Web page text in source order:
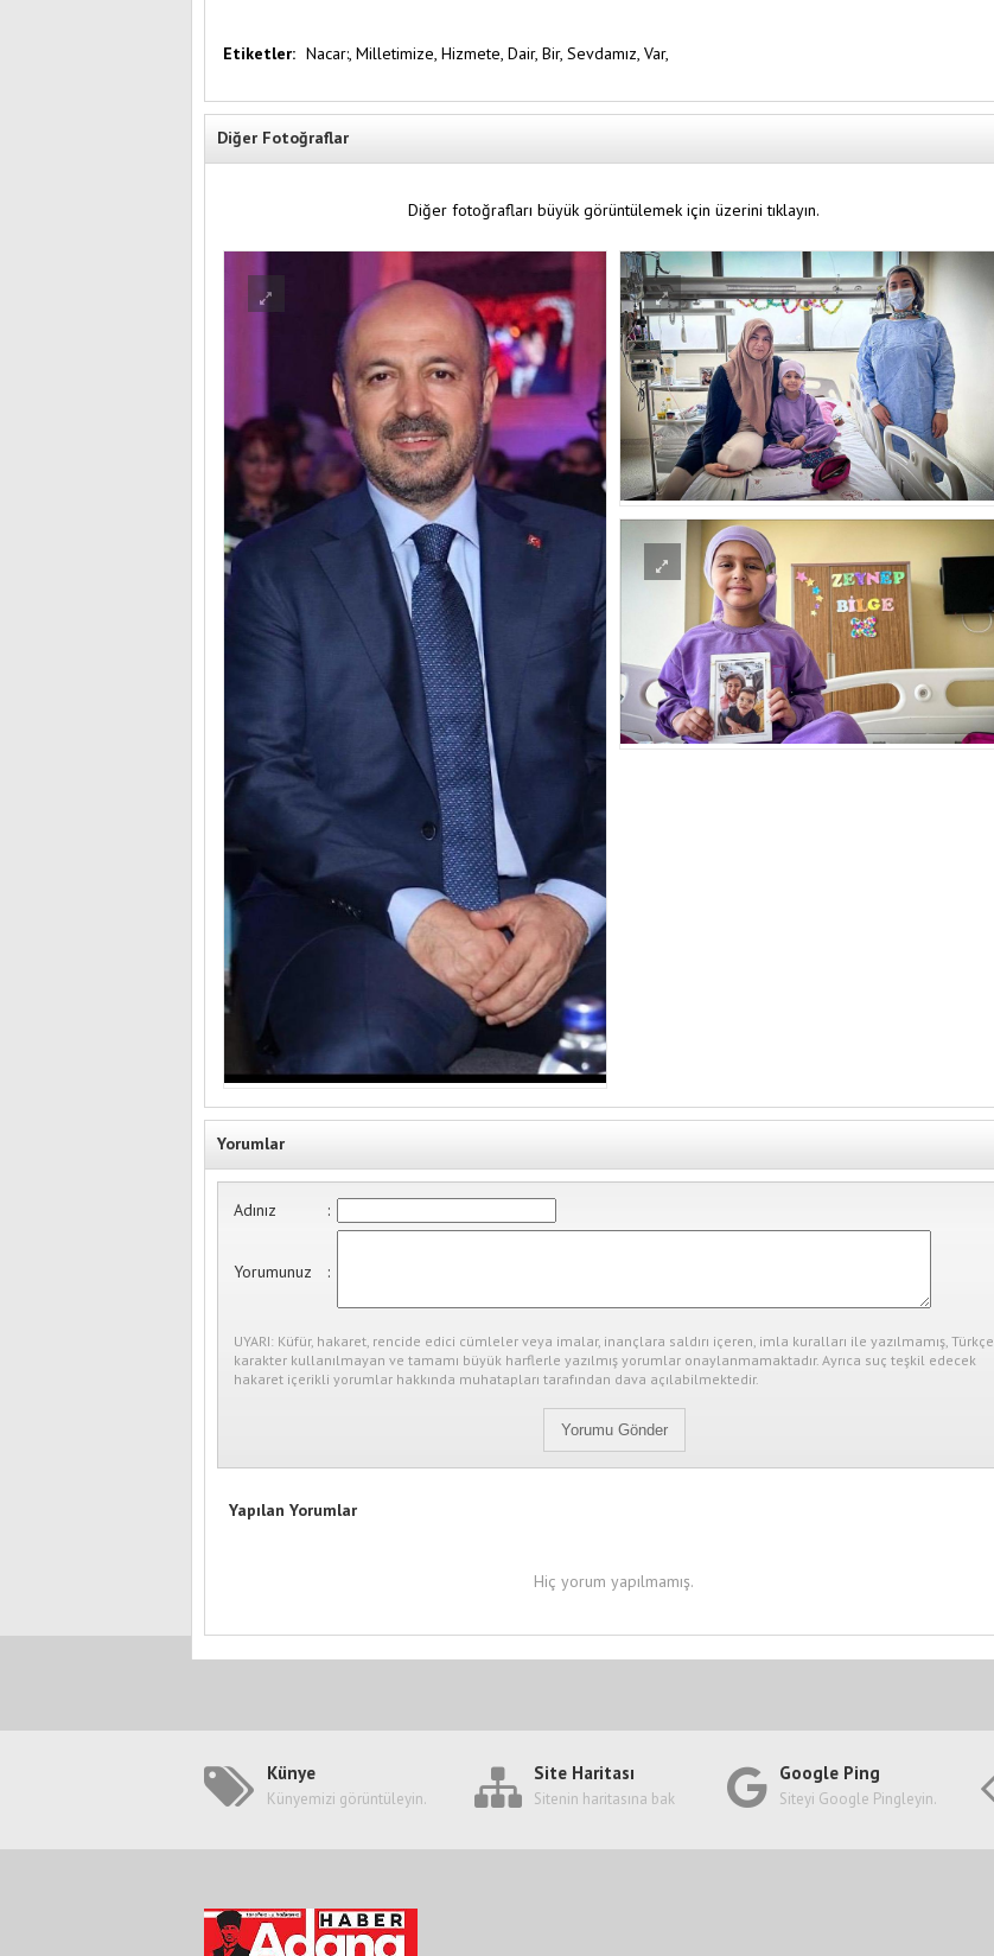
Etiketler: Nacar:, Milletimize, Hizmete, Dair, Bir, Sevdamız, Var,
Diğer Fotoğraflar
Diğer fotoğrafları büyük görüntülemek için üzerini tıklayın.
Yorumlar
Adınız :
Yorumunuz :
UYARI: Küfür, hakaret, rencide edici cümleler veya imalar, inançlara saldırı içeren, imla kuralları ile yazılmamış, Türkçe
karakter kullanılmayan ve tamamı büyük harflerle yazılmış yorumlar onaylanmamaktadır. Ayrıca suç teşkil edecek
hakaret içerikli yorumlar hakkında muhatapları tarafından dava açılabilmektedir.
Yapılan Yorumlar
Hiç yorum yapılmamış.
Künye
Künyemizi görüntüleyin.
Site Haritası
Sitenin haritasına bak
Google Ping
Siteyi Google Pingleyin.